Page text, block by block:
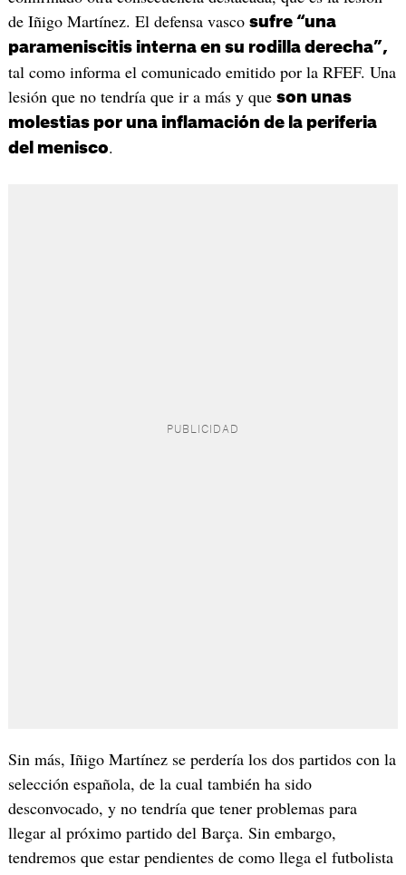
de Iñigo Martínez. El defensa vasco sufre “una
parameniscitis interna en su rodilla derecha”,
tal como informa el comunicado emitido por la RFEF. Una
lesión que no tendría que ir a más y que son unas
molestias por una inflamación de la periferia
del menisco.
Sin más, Iñigo Martínez se perdería los dos partidos con la
selección española, de la cual también ha sido
desconvocado, y no tendría que tener problemas para
llegar al próximo partido del Barça. Sin embargo,
tendremos que estar pendientes de como llega el futbolista